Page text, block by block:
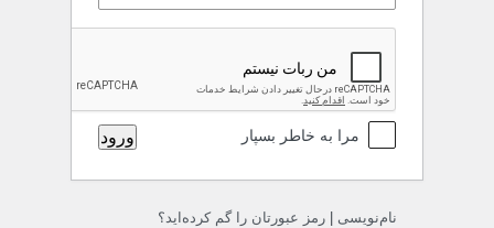
مرا به خاطر بسپار
نام‌نویسی رمز عبورتان را گم کرده‌اید؟